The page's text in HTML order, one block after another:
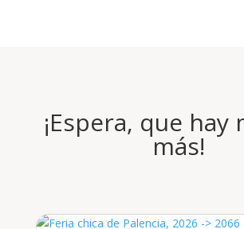
¡Espera, que hay
más!